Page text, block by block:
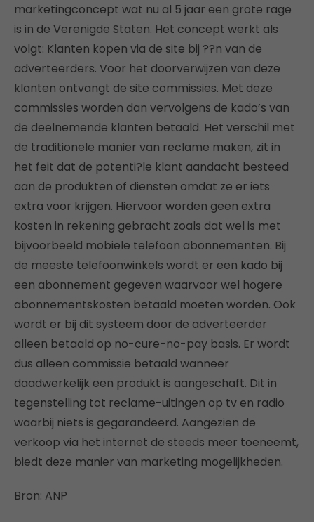
marketingconcept wat nu al 5 jaar een grote rage
is in de Verenigde Staten. Het concept werkt als
volgt: Klanten kopen via de site bij ??n van de
adverteerders. Voor het doorverwijzen van deze
klanten ontvangt de site commissies. Met deze
commissies worden dan vervolgens de kado’s van
de deelnemende klanten betaald. Het verschil met
de traditionele manier van reclame maken, zit in
het feit dat de potenti?le klant aandacht besteed
aan de produkten of diensten omdat ze er iets
extra voor krijgen. Hiervoor worden geen extra
kosten in rekening gebracht zoals dat wel is met
bijvoorbeeld mobiele telefoon abonnementen. Bij
de meeste telefoonwinkels wordt er een kado bij
een abonnement gegeven waarvoor wel hogere
abonnementskosten betaald moeten worden. Ook
wordt er bij dit systeem door de adverteerder
alleen betaald op no-cure-no-pay basis. Er wordt
dus alleen commissie betaald wanneer
daadwerkelijk een produkt is aangeschaft. Dit in
tegenstelling tot reclame-uitingen op tv en radio
waarbij niets is gegarandeerd. Aangezien de
verkoop via het internet de steeds meer toeneemt,
biedt deze manier van marketing mogelijkheden.
Bron: ANP